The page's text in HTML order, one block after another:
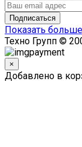
Подписаться
Показать больше
Техно Групп ©
×
Добавлено в